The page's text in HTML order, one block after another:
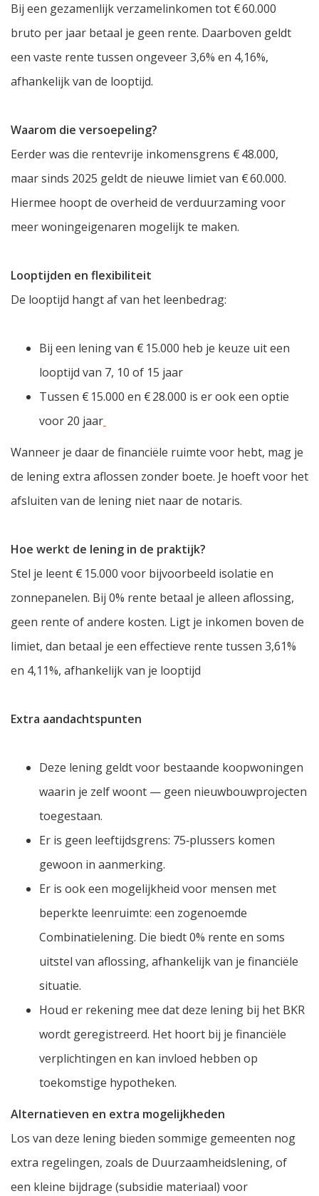
Bij een gezamenlijk verzamelinkomen tot € 60.000
bruto per jaar betaal je geen rente. Daarboven geldt
een vaste rente tussen ongeveer 3,6% en 4,16%,
afhankelijk van de looptijd.
Waarom die versoepeling?
Eerder was die rentevrije inkomensgrens € 48.000,
maar sinds 2025 geldt de nieuwe limiet van € 60.000.
Hiermee hoopt de overheid de verduurzaming voor
meer woningeigenaren mogelijk te maken.
Looptijden en flexibiliteit
De looptijd hangt af van het leenbedrag:
Bij een lening van € 15.000 heb je keuze uit een
looptijd van 7, 10 of 15 jaar
Tussen € 15.000 en € 28.000 is er ook een optie
voor 20 jaar
Wanneer je daar de financiële ruimte voor hebt, mag je
de lening extra aflossen zonder boete. Je hoeft voor het
afsluiten van de lening niet naar de notaris.
Hoe werkt de lening in de praktijk?
Stel je leent € 15.000 voor bijvoorbeeld isolatie en
zonnepanelen. Bij 0% rente betaal je alleen aflossing,
geen rente of andere kosten. Ligt je inkomen boven de
limiet, dan betaal je een effectieve rente tussen 3,61%
en 4,11%, afhankelijk van je looptijd
Extra aandachtspunten
Deze lening geldt voor bestaande koopwoningen
waarin je zelf woont — geen nieuwbouwprojecten
toegestaan.
Er is geen leeftijdsgrens: 75‑plussers komen
gewoon in aanmerking.
Er is ook een mogelijkheid voor mensen met
beperkte leenruimte: een zogenoemde
Combinatielening. Die biedt 0% rente en soms
uitstel van aflossing, afhankelijk van je financiële
situatie.
Houd er rekening mee dat deze lening bij het BKR
wordt geregistreerd. Het hoort bij je financiële
verplichtingen en kan invloed hebben op
toekomstige hypotheken.
Alternatieven en extra mogelijkheden
Los van deze lening bieden sommige gemeenten nog
extra regelingen, zoals de Duurzaamheidslening, of
een kleine bijdrage (subsidie materiaal) voor